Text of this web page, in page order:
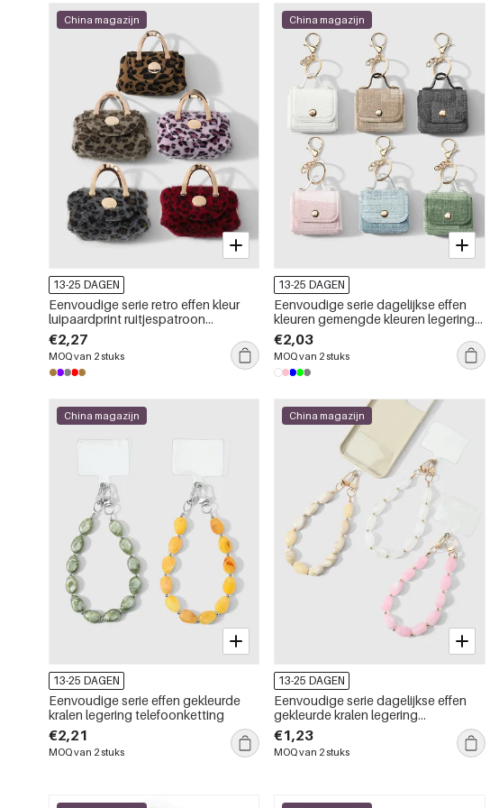
China magazijn
13-25 DAGEN
Eenvoudige serie retro effen kleur
luipaardprint ruitjespatroon
gemengde kleuren legering
tashangers
€2,27
MOQ van 2 stuks
China magazijn
13-25 DAGEN
Eenvoudige serie dagelijkse effen
kleuren gemengde kleuren legering
tashangers
€2,03
MOQ van 2 stuks
China magazijn
13-25 DAGEN
Eenvoudige serie effen gekleurde
kralen legering telefoonketting
€2,21
MOQ van 2 stuks
China magazijn
13-25 DAGEN
Eenvoudige serie dagelijkse effen
gekleurde kralen legering
telefoonketting
€1,23
MOQ van 2 stuks